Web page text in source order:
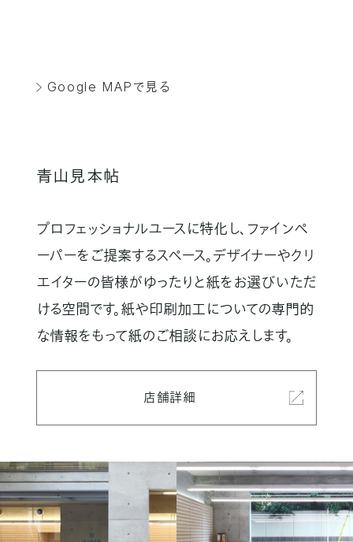
Google MAPで見る
青山見本帖
プロフェッショナルユースに特化し、ファインペ
ーパーをご提案するスペース。デザイナーやクリ
エイターの皆様がゆったりと紙をお選びいただ
ける空間です。紙や印刷加工についての専門的
な情報をもって紙のご相談にお応えします。
店舗詳細